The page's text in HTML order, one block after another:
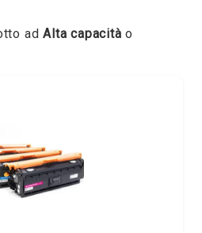
adAlta capacità o